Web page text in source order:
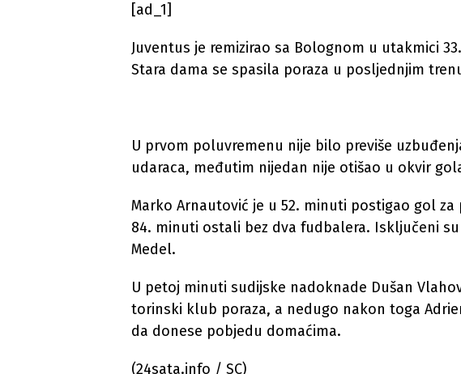
[ad_1]
Juventus je remizirao sa Bolognom u utakmici
Stara dama se spasila poraza u posljednjim
U prvom poluvremenu nije bilo previše
udaraca, međutim nijedan nije otišao u okvir
Marko Arnautović je u 52. minuti postigao gol
84. minuti ostali bez dva fudbalera. Isključeni su
Medel.
U petoj minuti sudijske nadoknade Dušan
torinski klub poraza, a nedugo nakon toga
da donese pobjedu domaćima.
(24sata.info / SC)